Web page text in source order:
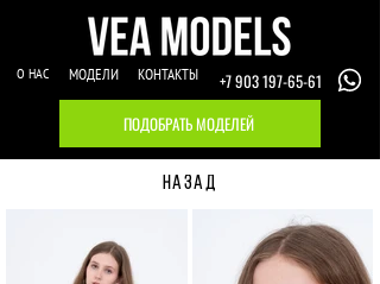
О НАС МОДЕЛИ КОНТАКТЫ
+7 903 197-65-61
ПОДОБРАТЬ МОДЕЛЕЙ
НАЗАД